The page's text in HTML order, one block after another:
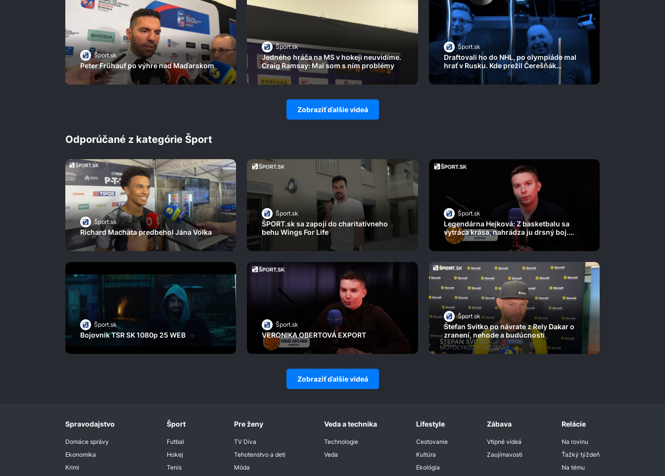
Šport.sk
Peter Frühauf po výhre nad Maďarskom
Šport.sk
Jedného hráča na MS v hokeji neuvidíme.
Craig Ramsay: Mal som s ním problémy
Šport.sk
Draftovali ho do NHL, po olympiáde mal
hrať v Rusku. Kde prežil Čerešňák
najkrajšie chvíle?
Zobraziť ďalšie videá
Odporúčané z kategórie Šport
Šport.sk
Richard Machata predbehol Jána Volka
Šport.sk
ŠPORT.sk sa zapojí do charitatívneho
behu Wings For Life
Šport.sk
Legendárna Hejková: Z basketbalu sa
vytráca krása, nahrádza ju drsný boj.
Prečo musela ustúpiť z lavičky?
Šport.sk
Bojovnik TSR SK 1080p 25 WEB
Šport.sk
VERONIKA OBERTOVÁ EXPORT
Šport.sk
Štefan Svitko po návrate z Rely Dakar o
zranení, nehode a budúcnosti
Zobraziť ďalšie videá
Spravodajstvo
Domáce správy
Ekonomika
Krimi
Šport
Futbal
Hokej
Tenis
Pre ženy
TV Diva
Tehotenstvo a deti
Móda
Veda a technika
Technologie
Veda
Lifestyle
Cestovanie
Kultúra
Ekológia
Zábava
Vtipné videá
Zaujímavosti
Relácie
Na rovinu
Ťažký týždeň
Na tému